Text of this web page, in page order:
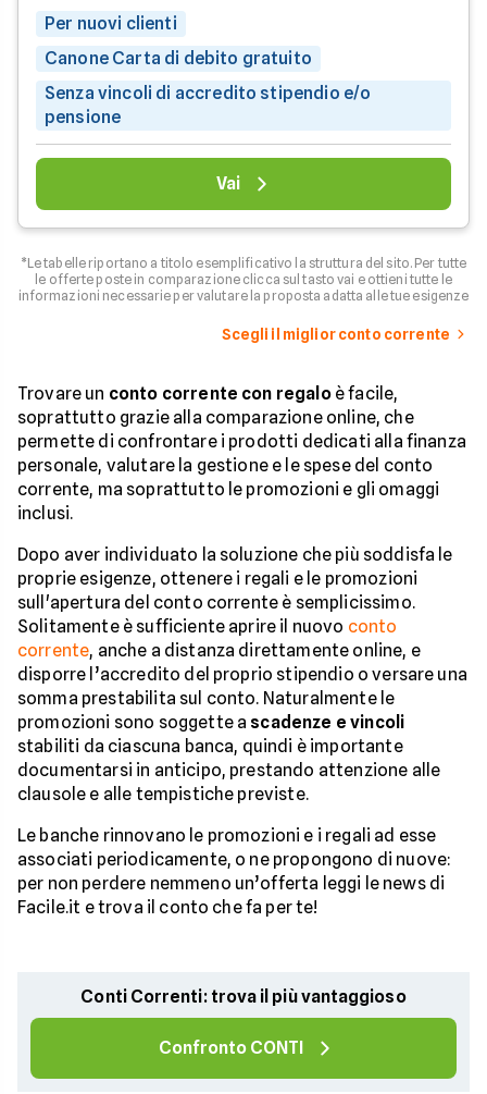
Per nuovi clienti
Canone Carta di debito gratuito
Senza vincoli di accredito stipendio e/o
pensione
Vai
*Le tabelle riportano a titolo esemplificativo la struttura del sito. Per tutte
le offerte poste in comparazione clicca sul tasto vai e ottieni tutte le
informazioni necessarie per valutare la proposta adatta alle tue esigenze
Scegli il miglior conto corrente
Trovare un conto corrente con regaloè facile,
soprattutto grazie alla comparazione online, che
permette di confrontare i prodotti dedicati alla finanza
personale, valutare la gestione e le spese del conto
corrente, ma soprattutto le promozioni e gli omaggi
inclusi.
Dopo aver individuato la soluzione che più soddisfa le
proprie esigenze, ottenere i regali e le promozioni
sull'apertura del conto corrente è semplicissimo.
Solitamente è sufficiente aprire il nuovo conto
corrente, anche a distanza direttamente online, e
disporre l’accredito del proprio stipendio o versare una
somma prestabilita sul conto. Naturalmente le
promozioni sono soggette a scadenze e vincoli
stabiliti da ciascuna banca, quindi è importante
documentarsi in anticipo, prestando attenzione alle
clausole e alle tempistiche previste.
Le banche rinnovano le promozioni e i regali ad esse
associati periodicamente, o ne propongono di nuove:
per non perdere nemmeno un’offerta leggi le news di
Facile.it e trova il conto che fa per te!
Conti Correnti: trova il più vantaggioso
Confronto CONTI